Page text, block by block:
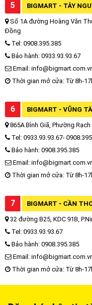
5 BIGMART - TÂY
Số 1A đường Hoàng Văn
Đồng
Tel: 0908.395.385
Bảo hành: 0933.93.93.67
Email:
Thời gian mở cửa: Từ 8h-
6 BIGMART - VŨNG
865A Bình Giã, Phường
Tel: 0933.93.93.67-
Bảo hành: 0908.395.385
Email:
Thời gian mở cửa: Từ 8h-
7 BIGMART - CẦN
32 đường B25, KDC 91B,
Tel: 0933.93.93.67
Bảo hành: 0908.395.385
Email:
Thời gian mở cửa: Từ 8h-